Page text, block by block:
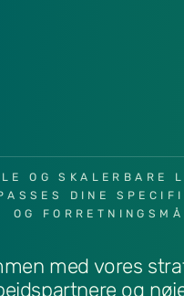
OG SKALERBARE
DINE
OG
med vores
og